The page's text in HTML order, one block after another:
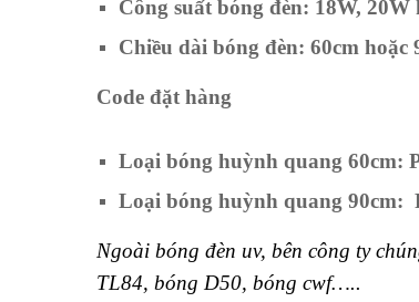
Công suất bóng đèn: 18W, 20W
Chiều dài bóng đèn: 60cm hoặc
Code đặt hàng
Loại bóng huỳnh quang 60cm:
Loại bóng huỳnh quang 90cm:
Ngoài bóng đèn uv, bên công ty
TL84, bóng D50, bóng cwf…..